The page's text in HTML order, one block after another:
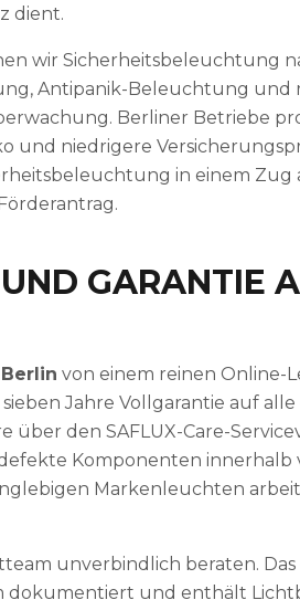
dient.
wir Sicherheitsbeleuchtung
Antipanik-Beleuchtung und
Berliner Betriebe
und niedrigere
in einem Zug
GARANTIE
von einem reinen
Jahre Vollgarantie auf
den SAFLUX-Care-
Komponenten innerhalb
Markenleuchten
unverbindlich beraten.
dokumentiert und enthält